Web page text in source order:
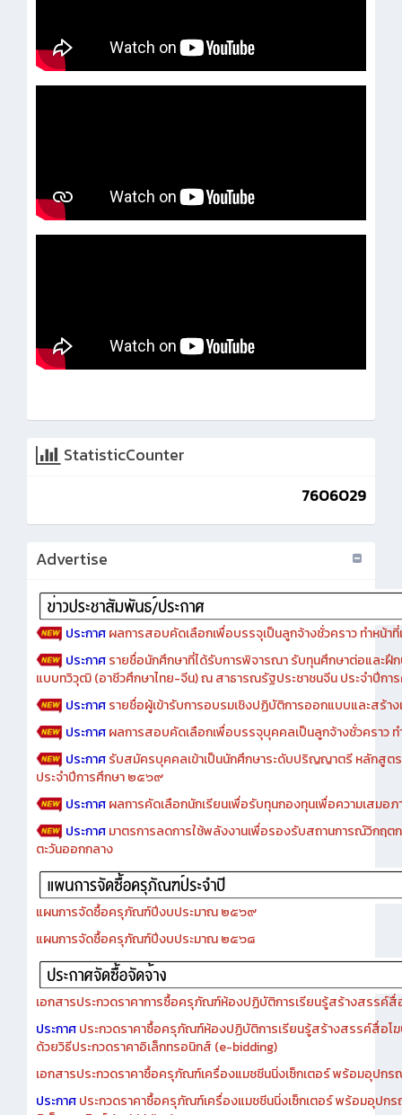
7606029
ประกาศผลการสอบคัดเลือกเพื่อบรรจุเป็นลูกจ้างชั่วคราว ทำหน้าที่
ประกาศ รายชื่อนักศึกษาที่ได้รับการพิจารณา รับทุนศึกษาต่อและฝึ
แบบทวิวุฒิ (อาชีวศึกษาไทย-จีน) ณ สาธารณรัฐประชาชนจีน ประจำปีก
ประกาศรายชื่อผู้เข้ารับการอบรมเชิงปฏิบัติการออกแบบและสร้า
ประกาศผลการสอบคัดเลือกเพื่อบรรจุบุคคลเป็นลูกจ้างชั่วคราว ท
ประกาศรับสมัครบุคคลเข้าเป็นนักศึกษาระดับปริญญาตรี หลักสูต
ประจำปีการศึกษา ๒๕๖๙
ประกาศผลการคัดเลือกนักเรียนเพื่อรับทุนกองทุนเพื่อความเสมอ
ประกาศมาตรการลดการใช้พลังงานเพื่อรองรับสถานการณ์วิกฤ
ตะวันออกกลาง
แผนการจัดซื้อครุภัณฑ์ปีงบประมาณ ๒๕๖๙
แผนการจัดซื้อครุภัณฑ์ปีงบประมาณ ๒๕๖๘
เอกสารประกวดราคาการซื้อครุภัณฑ์ห้องปฏิบัติการเรียนรู้สร้างสรรค์
ประกาศ ประกวดราคาซื้อครุภัณฑ์ห้องปฏิบัติการเรียนรู้สร้างสรรค์สื่อโ
ด้วยวิธีประกวดราคาอิเล็กทรอนิกส์ (e-bidding)
เอกสารประกวดราคาซื้อครุภัณฑ์เครื่องแมชชีนนิ่งเซ็กเตอร์ พร้อมอุปก